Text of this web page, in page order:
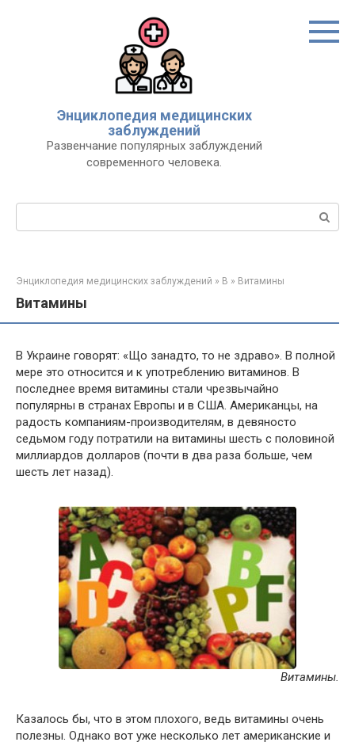
Энциклопедия медицинских
заблуждений
Развенчание популярных заблуждений
современного человека.
Поиск:
Энциклопедия медицинских заблуждений » В » Витамины
Витамины
В Украине говорят: «Що занадто, то не здраво». В полной
мере это относится и к употреблению витаминов. В
последнее время витамины стали чрезвычайно
популярны в странах Европы и в США. Американцы, на
радость компаниям-производителям, в девяносто
седьмом году потратили на витамины шесть с половиной
миллиардов долларов (почти в два раза больше, чем
шесть лет назад).
Витамины.
Казалось бы, что в этом плохого, ведь витамины очень
полезны. Однако вот уже несколько лет американские и